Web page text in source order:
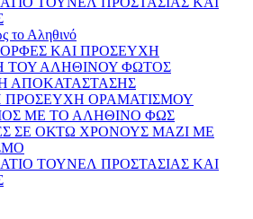
το Αληθινό
ΚΑΙ ΠΡΟΣΕΥΧΗ
ΤΟΥ ΑΛΗΘΙΝΟΥ ΦΩΤΟΣ
ΑΠΟΚΑΤΑΣΤΑΣΗΣ
ΟΡΑΜΑΤΙΣΜΟΥ
ΜΕ ΤΟ ΑΛΗΘΙΝΟ ΦΩΣ
ΣΕ ΟΚΤΩ ΧΡΟΝΟΥΣ ΜΑΖΙ ΜΕ
ΤΟΥΝΕΛ ΠΡΟΣΤΑΣΙΑΣ ΚΑΙ